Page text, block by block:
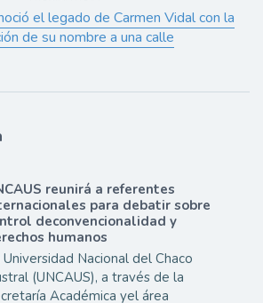
el legado de Carmen Vidal con la
de su nombre a una calle
reunirá a referentes
para debatir sobre
deconvencionalidad y
humanos
Universidad Nacional del Chaco
(UNCAUS), a través de la
Académica yel área